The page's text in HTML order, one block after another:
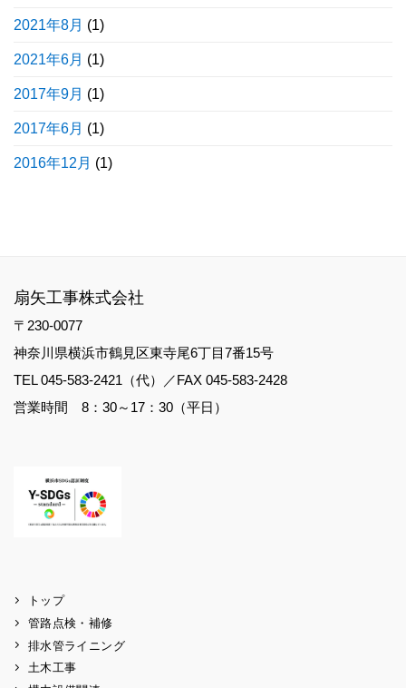
2021年8月 (1)
2021年6月 (1)
2017年9月 (1)
2017年6月 (1)
2016年12月 (1)
扇矢工事株式会社
〒230-0077
神奈川県横浜市鶴見区東寺尾6丁目7番15号
TEL 045-583-2421（代）／FAX 045-583-2428
営業時間 8：30～17：30（平日）
トップ
管路点検・補修
排水管ライニング
土木工事